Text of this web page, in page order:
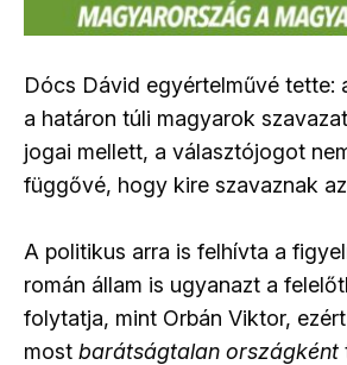
Dócs Dávid egyértelművé tette:
a határon túli magyarok
jogai mellett, a választójogot
függővé, hogy kire szavaznak
A politikus arra is felhívta a
román állam is ugyanazt a
folytatja, mint Orbán Viktor,
most barátságtalan országként